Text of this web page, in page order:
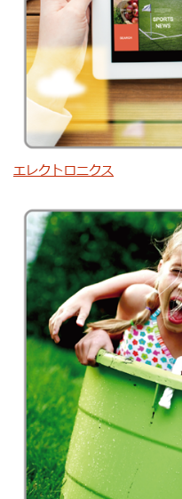
エレクトロニクス